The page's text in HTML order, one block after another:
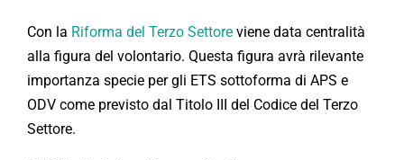
Con la Riforma del Terzo Settoreviene data centralità
alla figura del volontario. Questa figura avrà rilevante
importanza specie per gli ETS sottoforma di APS e
ODV come previsto dal Titolo III del Codice del Terzo
Settore.